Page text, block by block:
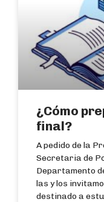
¿Cómo
final?
A pedido de la
Secretaria de
Departamento
las y los
destinado a